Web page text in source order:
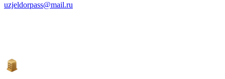
uzjeldorpass@mail.ru